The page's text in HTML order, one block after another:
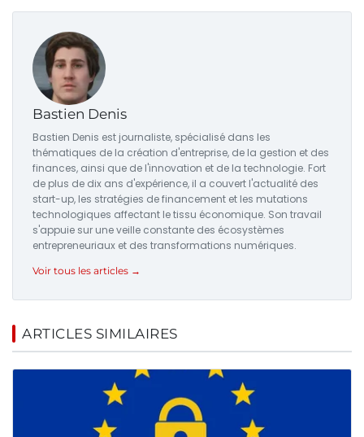
Bastien Denis
Bastien Denis est journaliste, spécialisé dans les
thématiques de la création d'entreprise, de la gestion et des
finances, ainsi que de l'innovation et de la technologie. Fort
de plus de dix ans d'expérience, il a couvert l'actualité des
start-up, les stratégies de financement et les mutations
technologiques affectant le tissu économique. Son travail
s'appuie sur une veille constante des écosystèmes
entrepreneuriaux et des transformations numériques.
Voir tous les articles →
ARTICLES SIMILAIRES